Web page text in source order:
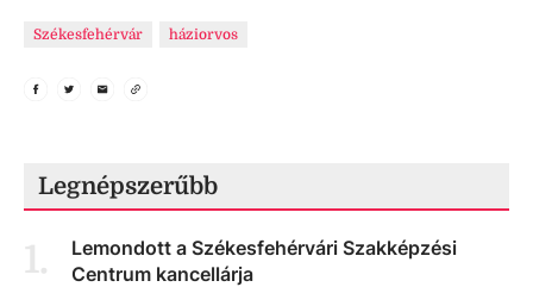
Székesfehérvár háziorvos
Legnépszerűbb
1.
Lemondott a Székesfehérvári Szakképzési
Centrum kancellárja